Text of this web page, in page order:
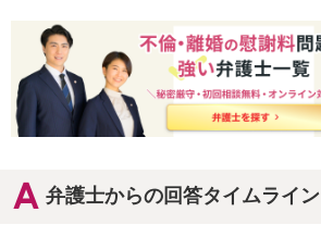
弁護士からの回答タイムライン